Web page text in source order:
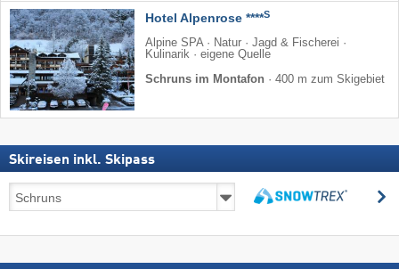
Hotel Alpenrose ****S
Alpine SPA · Natur · Jagd & Fischerei ·
Kulinarik · eigene Quelle
Schruns im Montafon · 400 m zum Skigebiet
Skireisen inkl. Skipass
Skireisen
inkl.